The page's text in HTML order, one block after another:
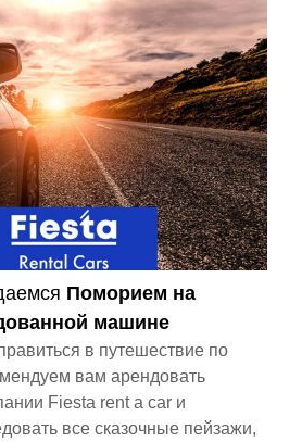
Поморием на
машине
в путешествие по
вам арендовать
Fiesta rent a car и
все сказочные пейзажи,